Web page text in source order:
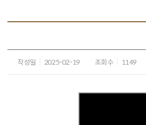
작성일 2025-02-19 조회수 1149